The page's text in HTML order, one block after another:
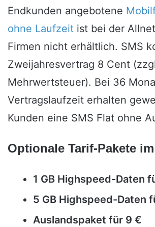
Endkunden angebotene
ohne Laufzeit ist bei der
Firmen nicht erhältlich. SMS
Zweijahresvertrag 8 Cent
Mehrwertsteuer). Bei 36
Vertragslaufzeit erhalten
Kunden eine SMS Flat ohne
Optionale Tarif-Pakete
1 GB Highspeed-Daten
5 GB Highspeed-Daten
Auslandspaket für 9 €